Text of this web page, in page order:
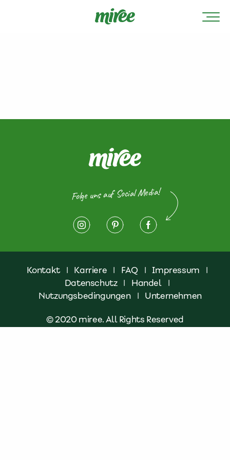
Folge uns auf Social Media!
Kontakt | Karriere | FAQ | Impressum
|
Datenschutz | Handel
|
Nutzungsbedingungen
| Unternehmen
© 2020 miree. All Rights Reserved